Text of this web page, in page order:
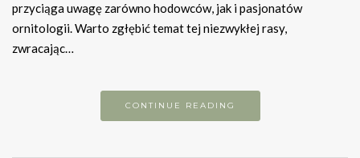
przyciąga uwagę zarówno hodowców, jak i pasjonatów
ornitologii. Warto zgłębić temat tej niezwykłej rasy,
zwracając…
CONTINUE READING